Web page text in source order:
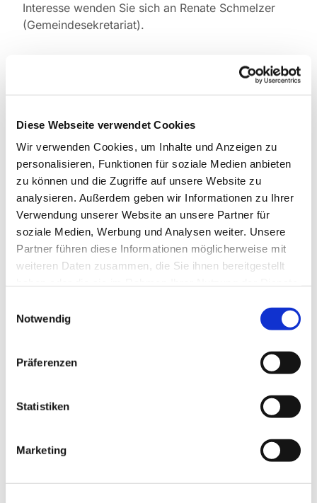
Diese Webseite verwendet Cookies
Wir verwenden Cookies, um Inhalte und Anzeigen zu
personalisieren, Funktionen für soziale Medien anbieten
zu können und die Zugriffe auf unsere Website zu
analysieren. Außerdem geben wir Informationen zu Ihrer
Verwendung unserer Website an unsere Partner für
soziale Medien, Werbung und Analysen weiter. Unsere
Partner führen diese Informationen möglicherweise mit
weiteren Daten zusammen, die Sie ihnen bereitgestellt
Notwendig
Präferenzen
Statistiken
Marketing
Interesse wenden Sie sich an Renate Schmelzer
(Gemeindesekretariat).
Dies könnte Sie auch